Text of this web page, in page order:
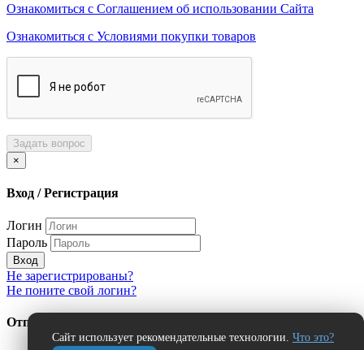
Сайт использует рекомендательные технологии. Что это?
Ознакомиться с Соглашением об использовании Сайта
Ознакомиться с Условиями покупки товаров
Задать вопрос
×
Вход / Регистрация
Логин
Пароль
Вход
Не зарегистрированы?
Не поните свой логин?
Отправить сообщение об ошибке?